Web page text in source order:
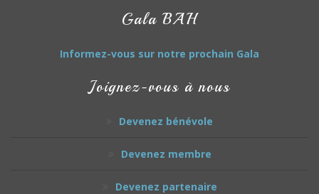
Gala BAH
Informez-vous sur notre prochain Gala
Joignez-vous à nous
Devenez bénévole
Devenez membre
Devenez partenaire